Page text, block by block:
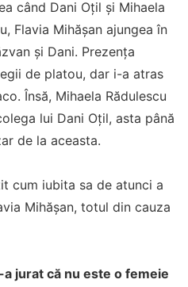
când Dani Oțil și Mihaela
Flavia Mihășan ajungea în
și Dani. Prezența
de platou, dar i-a atras
Însă, Mihaela Rădulescu
lui Dani Oțil, asta până
de la aceasta.
cum iubita sa de atunci a
Mihășan, totul din cauza
a jurat că nu este o femeie